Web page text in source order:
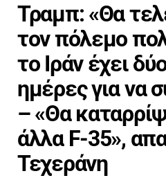
Τραμπ: «Θα
τον πόλεμο
το Ιράν έχει
ημέρες για να
– «Θα
άλλα F-35»,
Τεχεράνη